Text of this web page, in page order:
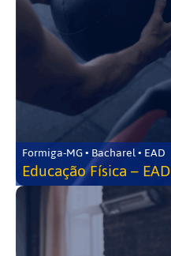
Formiga-MG • Bacharel • EAD
Educação Física – EAD